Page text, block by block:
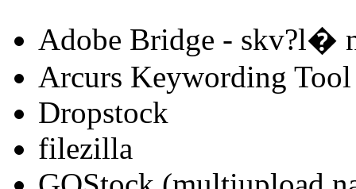
Adobe Bridge - skv?l�
Arcurs Keywording Tool
Dropstock
filezilla